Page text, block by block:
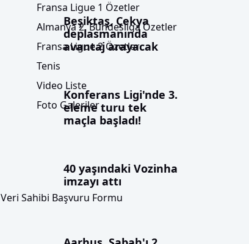
Beşiktaş, Çekya
deplasmanında
avantaj arayacak
Konferans Ligi'nde 3.
eleme turu tek
maçla başladı!
40 yaşındaki Vozinha
imzayı attı
Fransa Ligue 1 Özetler
Almanya 2. Bundesliga Özetler
Fransa Ligue 2 Özetler
Tenis
Video Liste
Foto Galeriler
Veri Sahibi Başvuru Formu